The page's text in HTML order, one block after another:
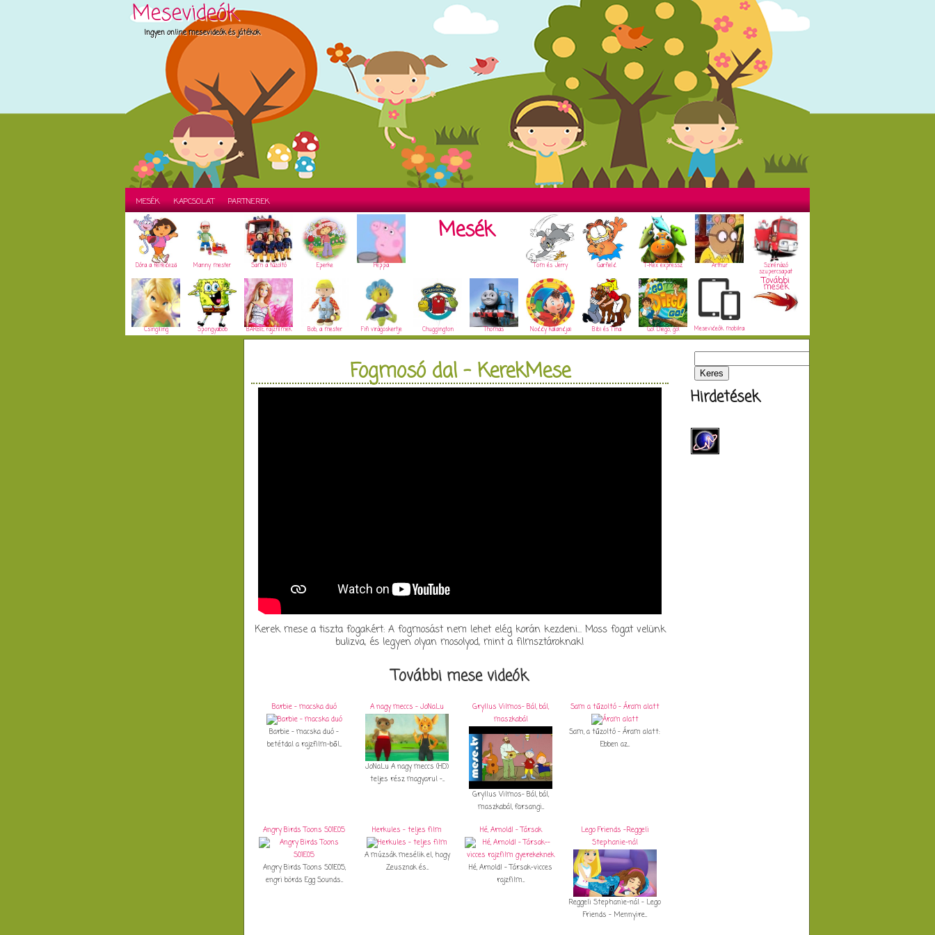
Mesevideók
Ingyen online mesevideók és játékok
MESÉK KAPCSOLAT PARTNEREK
Dóra a felfedező Manny mester Sam a tűzoltó Eperke Peppa
Mesék
Tom és Jerry Garfield T-Rex expressz Arthur Szirénázó
szupercsapat
Csingiling Spongyabob BARBIE rajzfilmek Bob, a mester Fifi virágoskertje Chuggington Thomas Noddy kalandjai Bibi és Tina Go! Diego, go! Mesevideók mobilra
További
mesék
Fogmosó dal - KerekMese
Kerek mese a tiszta fogakért: A fogmosást nem lehet elég korán kezdeni... Moss fogat velünk
bulizva, és legyen olyan mosolyod, mint a filmsztároknak!
További mese videók
Barbie - macska duó
Barbie - macska duó -
betétdal a rajzfilm-ből...
A nagy meccs - JoNaLu
JoNaLu A nagy meccs (HD)
teljes rész magyarul -...
Gryllus Vilmos- Bál, bál,
maszkabál
Gryllus Vilmos- Bál, bál,
maszkabál, farsangi...
Sam a tűzoltó - Áram alatt
Sam, a tűzoltó – Áram alatt:
Ebben az...
Angry Birds Toons S01E05
Angry Birds Toons S01E05,
engri börds Egg Sounds...
Herkules - teljes film
A múzsák mesélik el, hogy
Zeusznak és...
Hé, Arnold! - Társak
Hé, Arnold! - Társak-vicces
rajzfilm...
Lego Friends -Reggeli
Stephanie-nál
Reggeli Stephanie-nál - Lego
Friends - Mennyire...
Hirdetések